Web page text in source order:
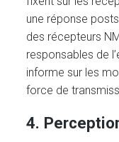
une réponse
des récepteurs
responsables de
informe sur les
force de
4.